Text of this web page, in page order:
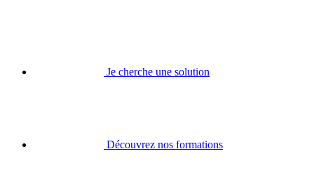
Je cherche une solution
Découvrez nos formations